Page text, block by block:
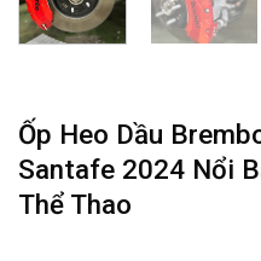
Ốp Heo Dầu
Santafe 2024 Nổi
Thể Thao